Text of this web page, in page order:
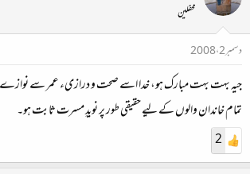
محفلین
دسمبر 2، 2008
جیہ بہت بہت مبارک ہو، خدا اسے صحت و درازیء عمر سے
تمام خاندان والوں کے لیے حقیقی طور پر نویدِ مسرت ثابت ہو۔
2